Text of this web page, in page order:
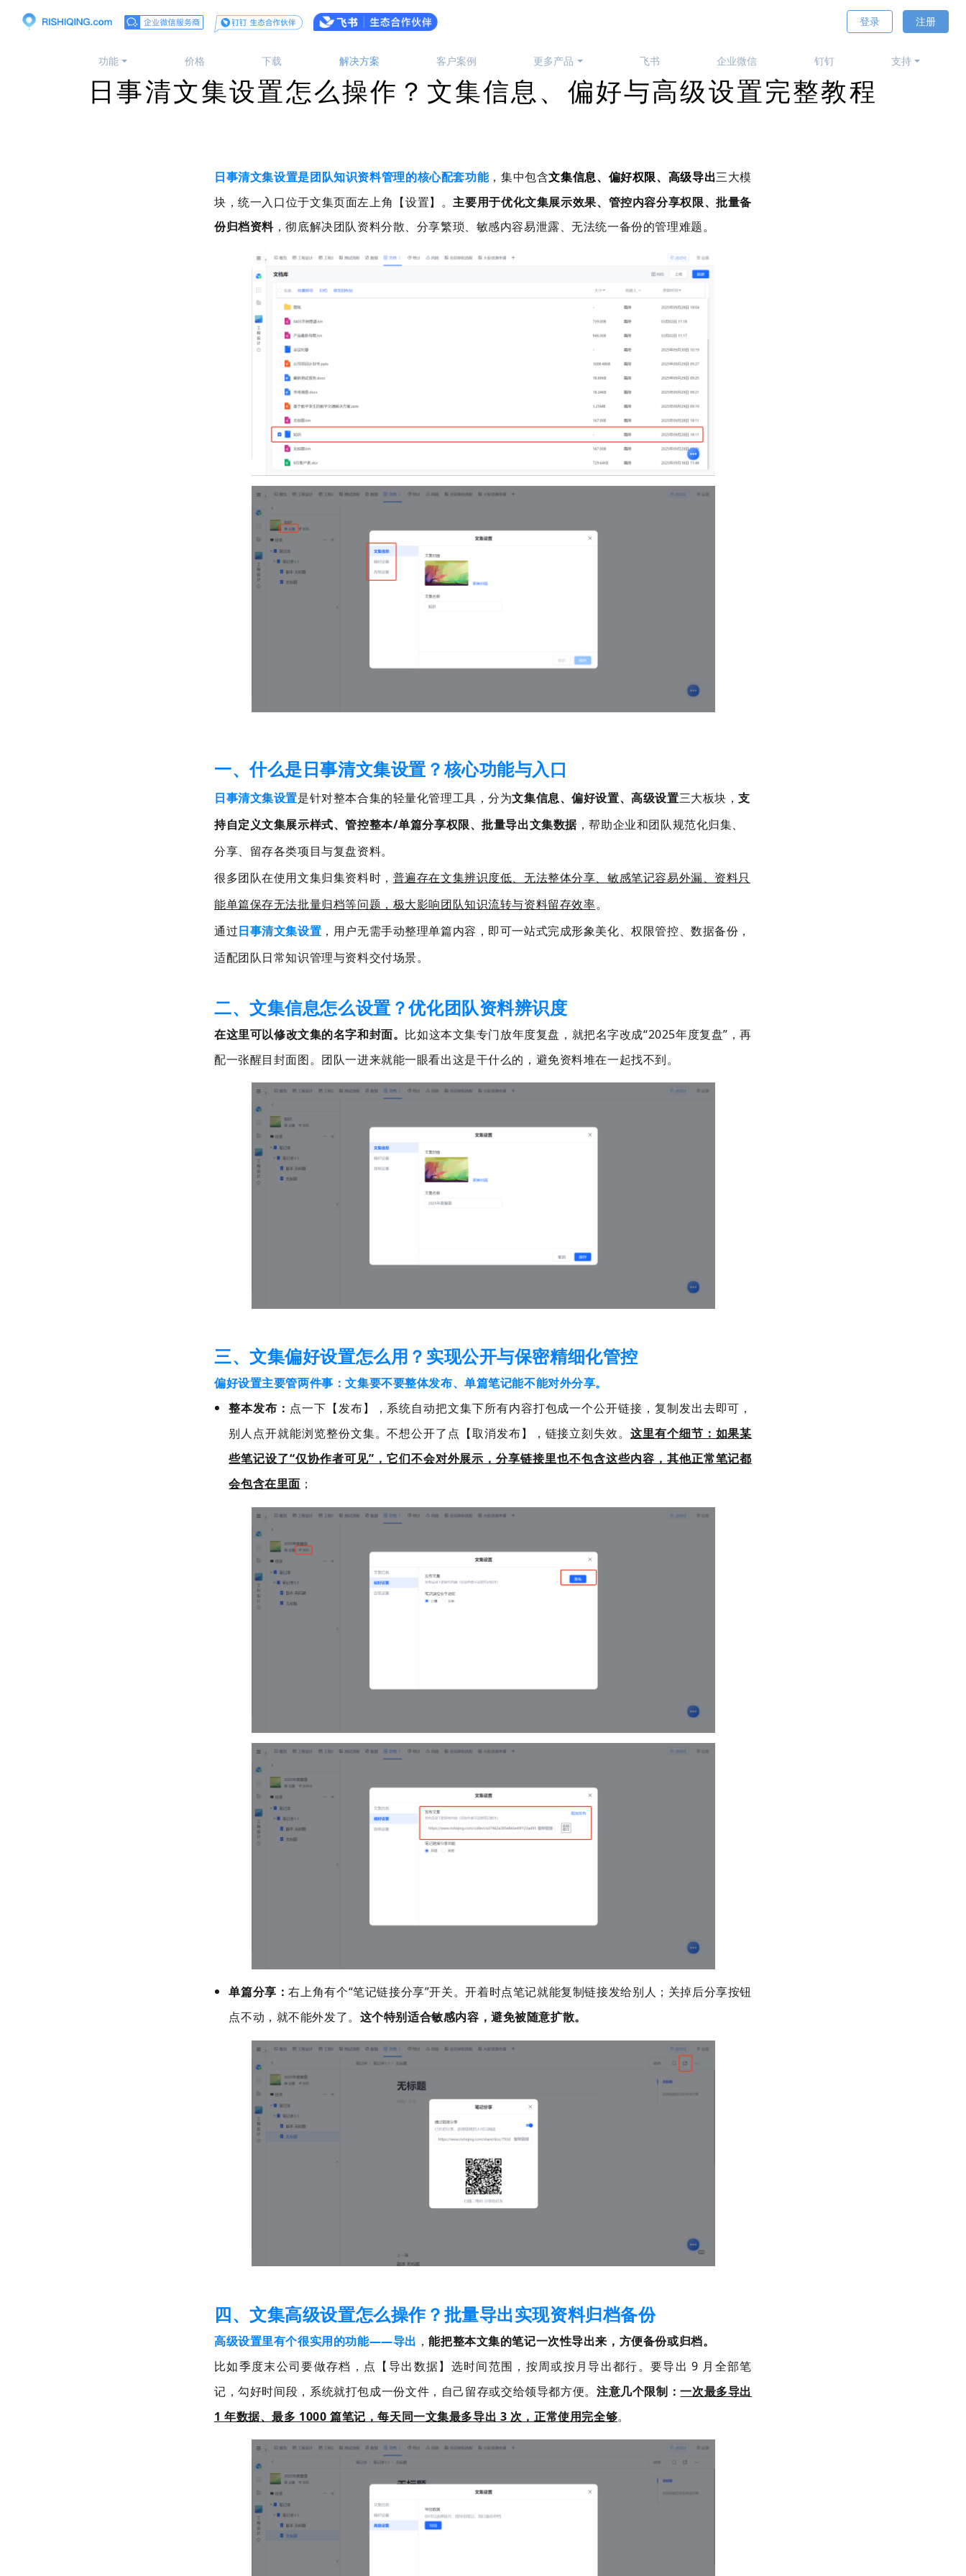
登录 注册
功能 价格 下载 解决方案 客户案例 更多产品 飞书 企业微信 钉钉 支持
日事清文集设置怎么操作？文集信息、偏好与高级设置完整教程
日事清文集设置是团队知识资料管理的核心配套功能，集中包含文集信息、偏好权限、高级导出三大模
块，统一入口位于文集页面左上角【设置】。主要用于优化文集展示效果、管控内容分享权限、批量备
份归档资料，彻底解决团队资料分散、分享繁琐、敏感内容易泄露、无法统一备份的管理难题。
一、什么是日事清文集设置？核心功能与入口
日事清文集设置是针对整本合集的轻量化管理工具，分为文集信息、偏好设置、高级设置三大板块，支
持自定义文集展示样式、管控整本/单篇分享权限、批量导出文集数据，帮助企业和团队规范化归集、
分享、留存各类项目与复盘资料。
很多团队在使用文集归集资料时， 普遍存在文集辨识度低、无法整体分享、敏感笔记容易外漏、资料只
能单篇保存无法批量归档等问题，极大影响团队知识流转与资料留存效率。
通过日事清文集设置 ，用户无需手动整理单篇内容，即可一站式完成形象美化、权限管控、数据备份 ，
适配团队日常知识管理与资料交付场景。
二、文集信息怎么设置？优化团队资料辨识度
在这里可以修改文集的名字和封面。 比如这本文集专门放年度复盘，就把名字改成“2025年度复盘”，再
配一张醒目封面图。团队一进来就能一眼看出这是干什么的，避免资料堆在一起找不到。
三、文集偏好设置怎么用？实现公开与保密精细化管控
偏好设置主要管两件事：文集要不要整体发布、单篇笔记能不能对外分享。
整本发布 ： 点一下【发布】，系统自动把文集下所有内容打包成一个公开链接，复制发出去即可，
别人点开就能浏览整份文集。不想公开了点【取消发布】，链接立刻失效。这里有个细节：如果某
些笔记设了“仅协作者可见”，它们不会对外展示，分享链接里也不包含这些内容，其他正常笔记都
会包含在里面 ；
单篇分享 ：右上角有个“笔记链接分享”开关。开着时点笔记就能复制链接发给别人；关掉后分享按钮
点不动，就不能外发了。 这个特别适合敏感内容，避免被随意扩散。
四、文集高级设置怎么操作？批量导出实现资料归档备份
高级设置里有个很实用的功能——导出 ，能把整本文集的笔记一次性导出来，方便备份或归档。
比如季度末公司要做存档，点【导出数据】选时间范围，按周或按月导出都行。要导出 9 月全部笔
记，勾好时间段，系统就打包成一份文件，自己留存或交给领导都方便。 注意几个限制：一次最多导出
1年数据、最多 1000篇笔记，每天同一文集最多导出 3 次，正常使用完全够。